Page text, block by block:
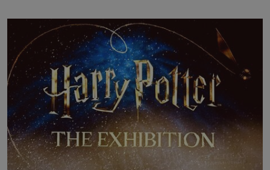
amaretta kakao na posypání Postup: Oddělte
žloutky od bílků. Žloutky vyšlehejte s cukrem do
světlé pěny a postupně do nich vmíchejte
mascarpone, aby vznikl hladký